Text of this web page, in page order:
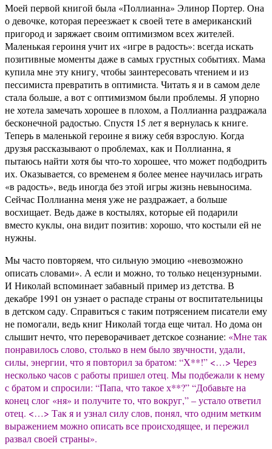
Моей первой книгой была «Поллианна» Элинор Портер. Она
о девочке, которая переезжает к своей тете в американский
пригород и заряжает своим оптимизмом всех жителей.
Маленькая героиня учит их «игре в радость»: всегда искать
позитивные моменты даже в самых грустных событиях. Мама
купила мне эту книгу, чтобы заинтересовать чтением и из
пессимиста превратить в оптимиста. Читать я и в самом деле
стала больше, а вот с оптимизмом были проблемы. Я упорно
не хотела замечать хорошее в плохом, а Поллианна раздражала
бесконечной радостью. Спустя 15 лет я вернулась к книге.
Теперь в маленькой героине я вижу себя взрослую. Когда
друзья рассказывают о проблемах, как и Поллианна, я
пытаюсь найти хотя бы что-то хорошее, что может подбодрить
их. Оказывается, со временем я более менее научилась играть
«в радость», ведь иногда без этой игры жизнь невыносима.
Сейчас Поллианна меня уже не раздражает, а больше
восхищает. Ведь даже в костылях, которые ей подарили
вместо куклы, она видит позитив: хорошо, что костыли ей не
нужны.
Мы часто повторяем, что сильную эмоцию «невозможно
описать словами». А если и можно, то только нецензурными.
И Николай вспоминает забавный пример из детства. В
декабре 1991 он узнает о распаде страны от воспитательницы
в детском саду. Справиться с таким потрясением писатели ему
не помогали, ведь книг Николай тогда еще читал. Но дома он
слышит нечто, что переворачивает детское сознание: «Мне так
понравилось слово, столько в нем было звучности, удали,
силы, энергии, что я повторил за братом: “Х**!” <…> Через
несколько часов с работы пришел отец. Мы подбежали к нему
с братом и спросили: “Папа, что такое х**?” “Добавьте на
конец слог «ня» и получите то, что вокруг,” – устало ответил
отец. <…> Так я и узнал силу слов, понял, что одним метким
выражением можно описать все происходящее, и пережил
развал своей страны».